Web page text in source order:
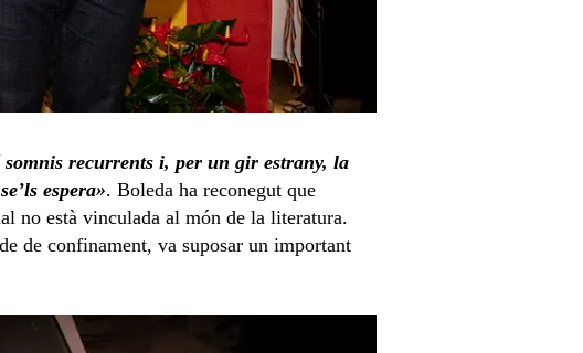
somnis recurrents i, per un gir estrany, la
espera». Boleda ha reconegut que
no està vinculada al món de la literatura.
de confinament, va suposar un important